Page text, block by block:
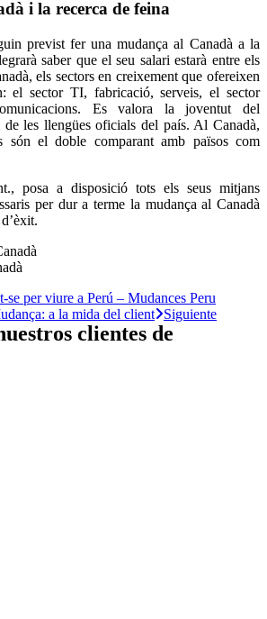
i la recerca de feina
previst fer una mudança al Canadà a la
saber que el seu salari estarà entre els
els sectors en creixement que ofereixen
el sector TI, fabricació, serveis, el sector
Es valora la joventut del
les llengües oficials del país. Al Canadà,
són el doble comparant amb països com
posa a disposició tots els seus mitjans
per dur a terme la mudança al Canadà
se per viure a Perú – Mudances Peru
a la mida del client Siguiente
clientes de